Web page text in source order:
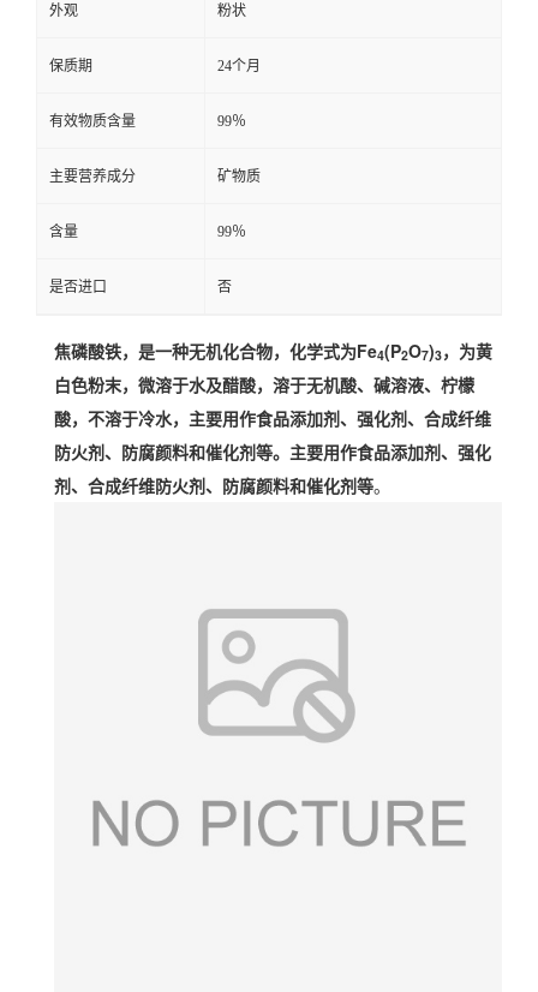
外观 粉状
保质期 24个月
有效物质含量 99％
主要营养成分 矿物质
含量 99％
是否进口 否
焦磷酸铁，是一种无机化合物，化学式为Fe4(P2O7)3，为黄
白色粉末，微溶于水及醋酸，溶于无机酸、碱溶液、柠檬
酸，不溶于冷水，主要用作食品添加剂、强化剂、合成纤维
防火剂、防腐颜料和催化剂等。主要用作食品添加剂、强化
剂、合成纤维防火剂、防腐颜料和催化剂等。